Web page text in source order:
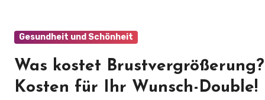
Gesundheit und Schönheit
Was kostet
Kosten für Ihr Wunsch-Double!